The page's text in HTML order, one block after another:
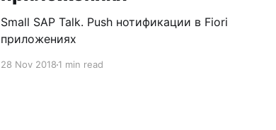
Small SAP Talk. Push нотификации в Fiori
приложениях
28 Nov 20181 min read